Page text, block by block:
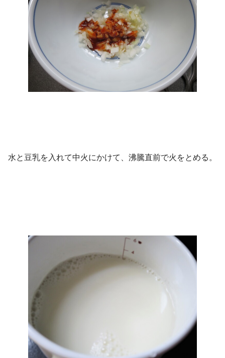
水と豆乳を入れて中火にかけて、沸騰直前で火をとめる。